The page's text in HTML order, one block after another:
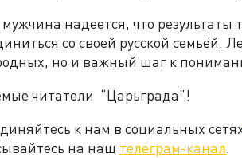
надеется, что результаты
со своей русской семьёй.
но и важный шаг к
читатели “Царьграда”!
к нам в социальных
на наш телеграм-канал.